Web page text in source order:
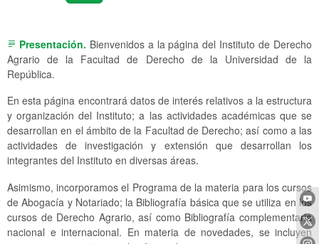
subject Presentación. Bienvenidos a la página del Instituto de Derecho
Agrario de la Facultad de Derecho de la Universidad de la
República.
En esta página encontrará datos de interés relativos a la estructura
y organización del Instituto; a las actividades académicas que se
desarrollan en el ámbito de la Facultad de Derecho; así como a las
actividades de investigación y extensión que desarrollan los
integrantes del Instituto en diversas áreas.
Asimismo, incorporamos el Programa de la materia para los cursos
de Abogacía y Notariado; la Bibliografía básica que se utiliza en los
cursos de Derecho Agrario, así como Bibliografía complementaria
nacional e internacional. En materia de novedades, se incluyen